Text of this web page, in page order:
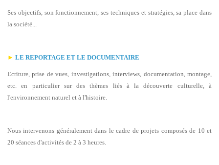
Ses objectifs, son fonctionnement, ses techniques et stratégies, sa place dans
la société...
► LE REPORTAGE ET LE DOCUMENTAIRE
Ecriture, prise de vues, investigations, interviews, documentation, montage,
etc. en particulier sur des thèmes liés à la découverte culturelle, à
l'environnement naturel et à l'histoire.
Nous intervenons généralement dans le cadre de projets composés de 10 et
20 séances d'activités de 2 à 3 heures.